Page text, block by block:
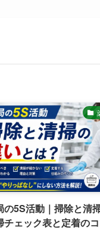
の5S活動｜掃除と清
チェック表と定着の